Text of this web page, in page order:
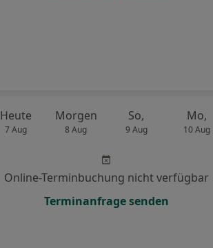
Heute
7 Aug
Morgen
8 Aug
So,
9 Aug
Mo,
10 Aug
Online-Terminbuchung nicht verfügbar
Terminanfrage senden